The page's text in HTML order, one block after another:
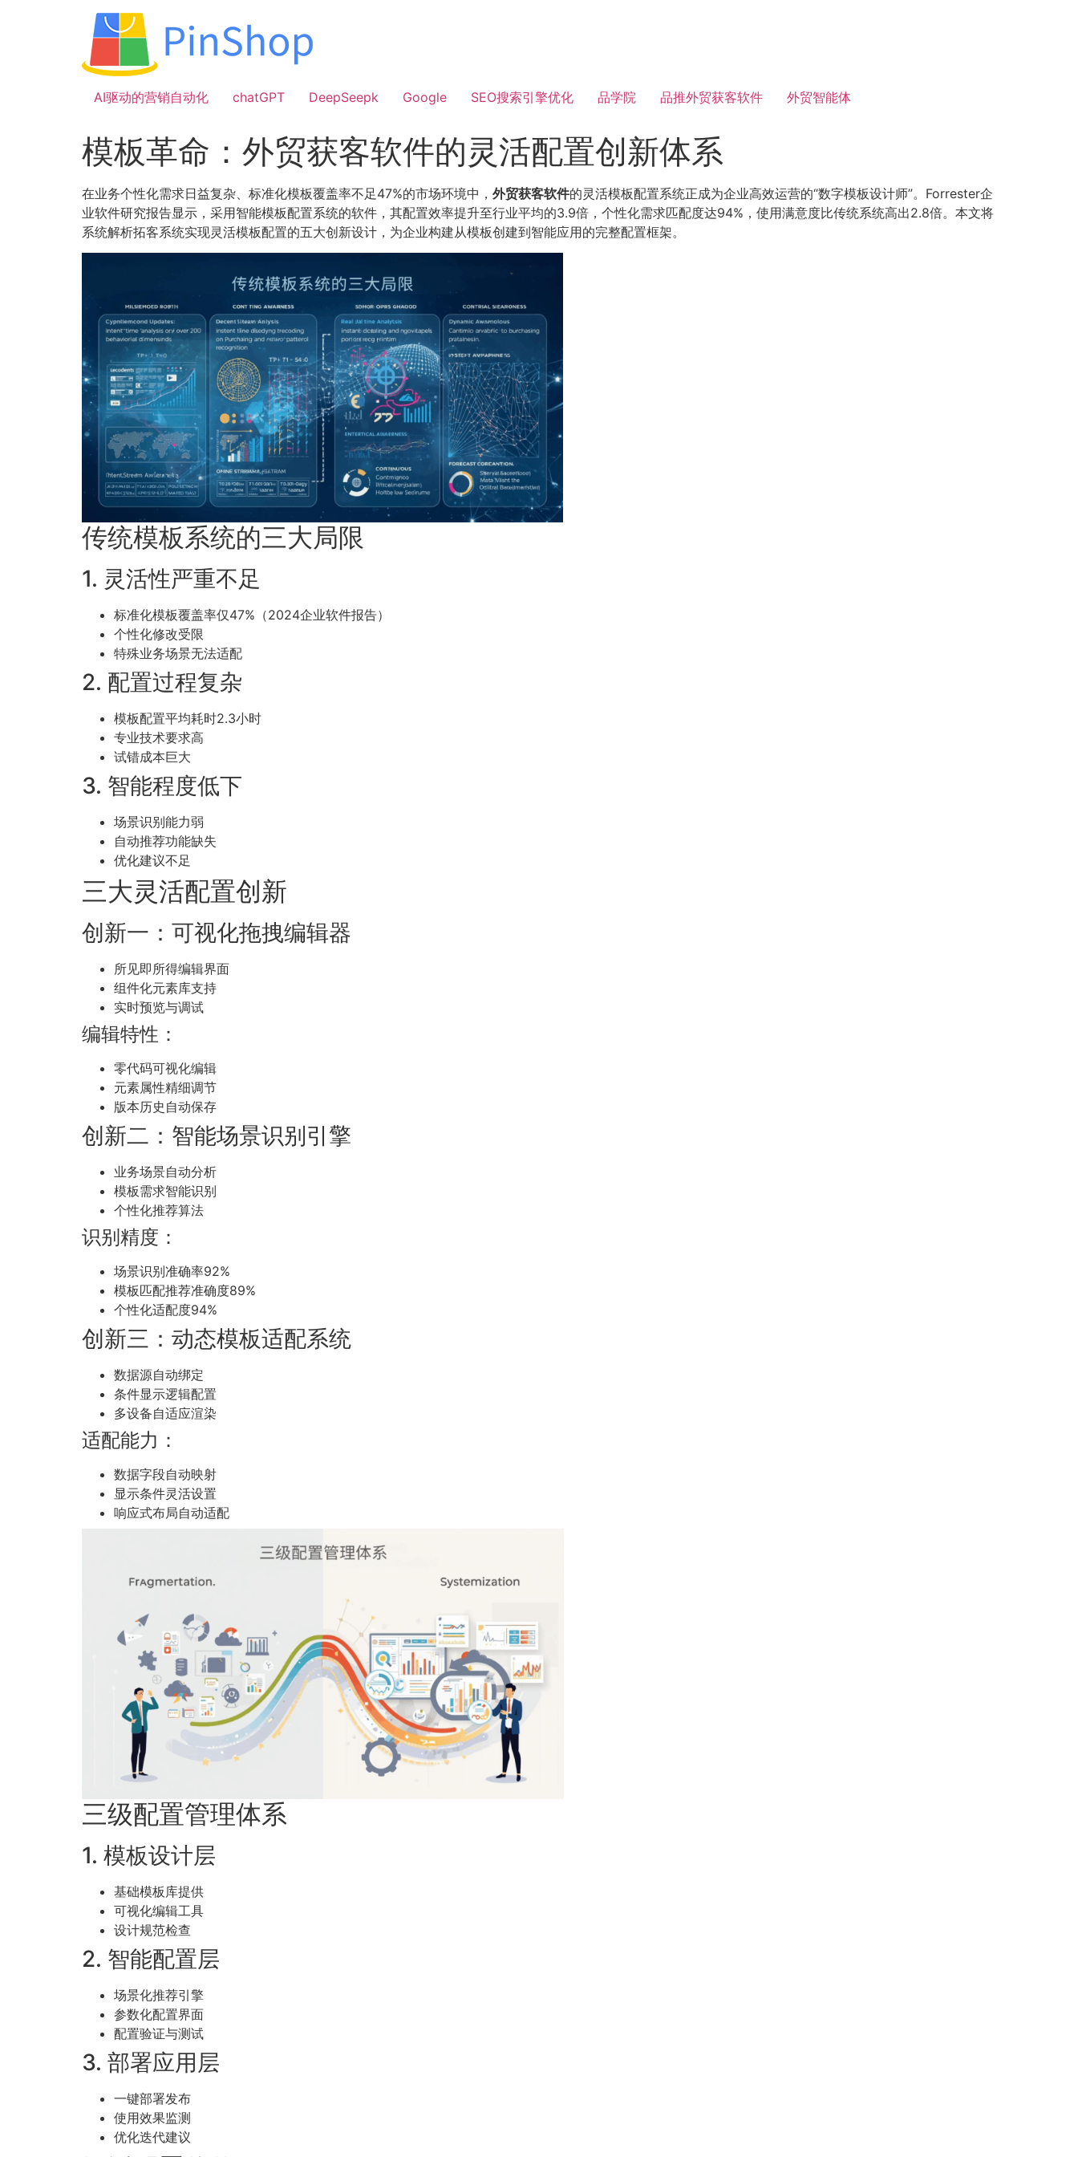
AI驱动的营销自动化
chatGPT DeepSeepk Google SEO搜索引擎优化 品学院 品推外贸获客软件 外贸智能体
模板革命：外贸获客软件的灵活配置创新体系
在业务个性化需求日益复杂、标准化模板覆盖率不足47%的市场环境中， 外贸获客软件的灵活模板配置系统正成为企业高效运营的“数字模板设计师”。Forrester企
业软件研究报告显示，采用智能模板配置系统的软件，其配置效率提升至行业平均的3.9倍，个性化需求匹配度达94%，使用满意度比传统系统高出2.8倍。本文将
系统解析拓客系统实现灵活模板配置的五大创新设计，为企业构建从模板创建到智能应用的完整配置框架。
传统模板系统的三大局限
1. 灵活性严重不足
标准化模板覆盖率仅47%（2024企业软件报告）
个性化修改受限
特殊业务场景无法适配
2. 配置过程复杂
模板配置平均耗时2.3小时
专业技术要求高
试错成本巨大
3. 智能程度低下
场景识别能力弱
自动推荐功能缺失
优化建议不足
三大灵活配置创新
创新一：可视化拖拽编辑器
所见即所得编辑界面
组件化元素库支持
实时预览与调试
编辑特性：
零代码可视化编辑
元素属性精细调节
版本历史自动保存
创新二：智能场景识别引擎
业务场景自动分析
模板需求智能识别
个性化推荐算法
识别精度：
场景识别准确率92%
模板匹配推荐准确度89%
个性化适配度94%
创新三：动态模板适配系统
数据源自动绑定
条件显示逻辑配置
多设备自适应渲染
适配能力：
数据字段自动映射
显示条件灵活设置
响应式布局自动适配
三级配置管理体系
1. 模板设计层
基础模板库提供
可视化编辑工具
设计规范检查
2. 智能配置层
场景化推荐引擎
参数化配置界面
配置验证与测试
3. 部署应用层
一键部署发布
使用效果监测
优化迭代建议